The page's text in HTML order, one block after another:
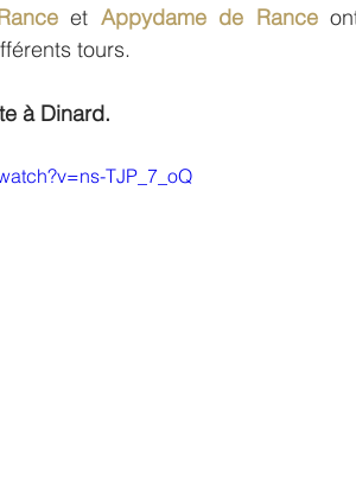
et Appydame de Rance
tours.
à Dinard.
TJP_7_oQ